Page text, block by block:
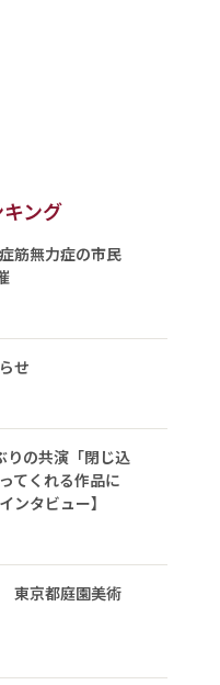
ング
筋無力症の市民
せ
りの共演「閉じ込
てくれる作品に
タビュー】
東京都庭園美術